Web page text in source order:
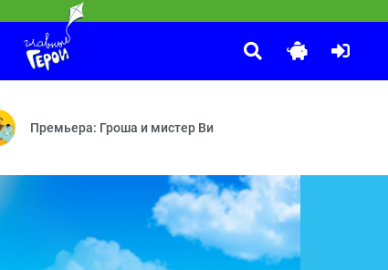
маленьким — Двое на одного — Большое
ведут мишки — По своим правилам — Тучкина
Забезу. Уши с хвостиком
Зайка или обезьянка — Настоящая звёздочка — Яблоки и
Премьера: Гроша и мистер Ви